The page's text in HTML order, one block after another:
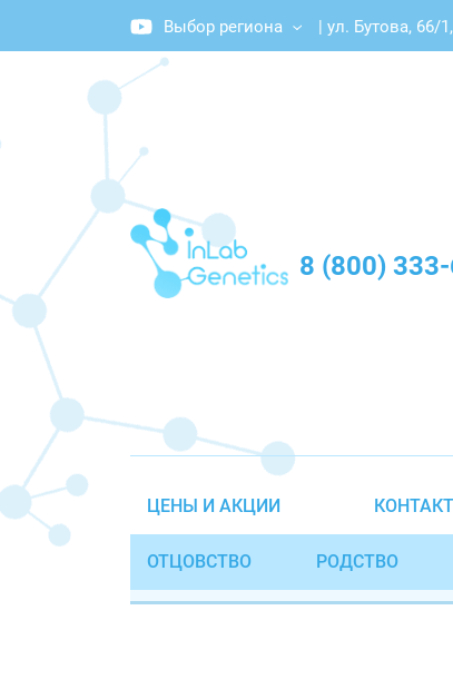
Выбор региона | ул. Бутова, 66/
8 (800)
ЦЕНЫ И АКЦИИ
ОТЦОВСТВО РОДСТВО